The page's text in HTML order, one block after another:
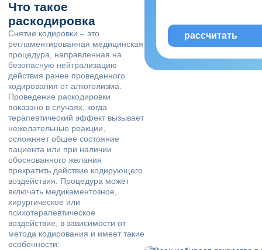
Что такое
раскодировка
Снятие кодировки – это
регламентированная медицинская
процедура, направленная на
безопасную нейтрализацию
действия ранее проведенного
кодирования от алкоголизма.
Проведение раскодировки
показано в случаях, когда
терапевтический эффект вызывает
нежелательные реакции,
осложняет общее состояние
пациента или при наличии
обоснованного желания
прекратить действие кодирующего
воздействия. Процедура может
включать медикаментозное,
хирургическое или
психотерапевтическое
воздействие, в зависимости от
метода кодирования и имеет такие
особенности:
рассчитать